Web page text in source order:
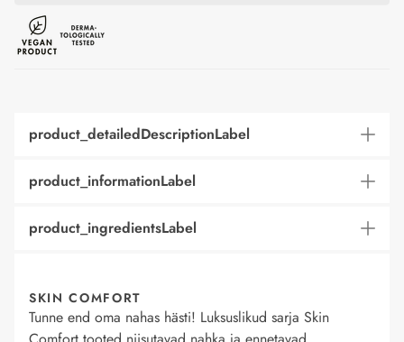
product_detailedDescriptionLabel
product_informationLabel
product_ingredientsLabel
SKIN COMFORT
Tunne end oma nahas hästi! Luksuslikud sarja Skin